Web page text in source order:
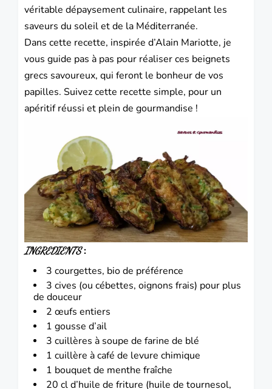
véritable dépaysement culinaire, rappelant les
saveurs du soleil et de la Méditerranée.
Dans cette recette, inspirée d’Alain Mariotte, je
vous guide pas à pas pour réaliser ces beignets
grecs savoureux, qui feront le bonheur de vos
papilles. Suivez cette recette simple, pour un
apéritif réussi et plein de gourmandise !
INGREDIENTS:
3 courgettes, bio de préférence
3 cives (ou cébettes, oignons frais) pour plus
de douceur
2 œufs entiers
1 gousse d’ail
3 cuillères à soupe de farine de blé
1 cuillère à café de levure chimique
1 bouquet de menthe fraîche
20 cl d’huile de friture (huile de tournesol,